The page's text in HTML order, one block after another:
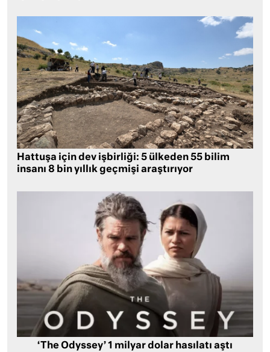
Hattuşa için dev işbirliği: 5 ülkeden 55 bilim
insanı 8 bin yıllık geçmişi araştırıyor
‘The Odyssey’ 1 milyar dolar hasılatı aştı